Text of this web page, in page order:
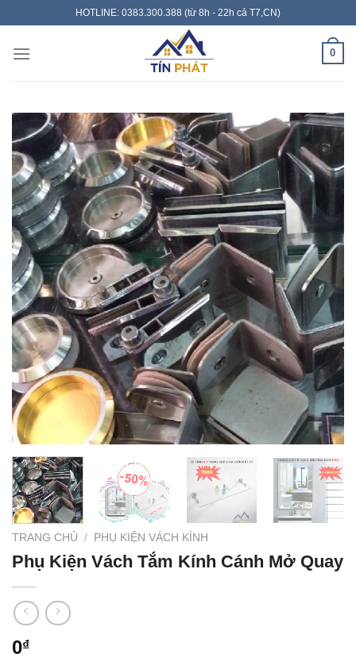
to
content
HOTLINE: 0383.300.388 (từ 8h - 22h cả T7,CN)
0
TRANG CHỦ / PHỤ KIỆN VÁCH KÍNH
Phụ Kiện Vách Tắm Kính Cánh Mở Quay
0₫